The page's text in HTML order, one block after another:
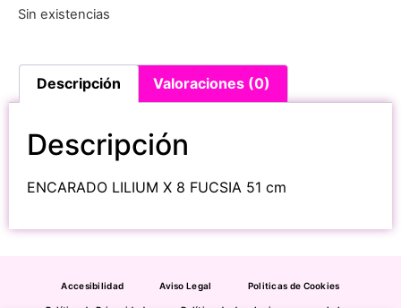
Sin existencias
Descripción Valoraciones (0)
Descripción
ENCARADO LILIUM X 8 FUCSIA 51 cm
Accesibilidad Aviso Legal Politicas de Cookies